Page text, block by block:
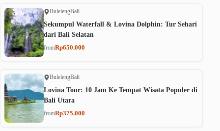
BulelengBali
Sekumpul Waterfall & Lovina Dolphin: Tur Sehari
dari Bali Selatan
fromRp650.000
BulelengBali
Lovina Tour: 10 Jam Ke Tempat Wisata Populer di
Bali Utara
fromRp375.000